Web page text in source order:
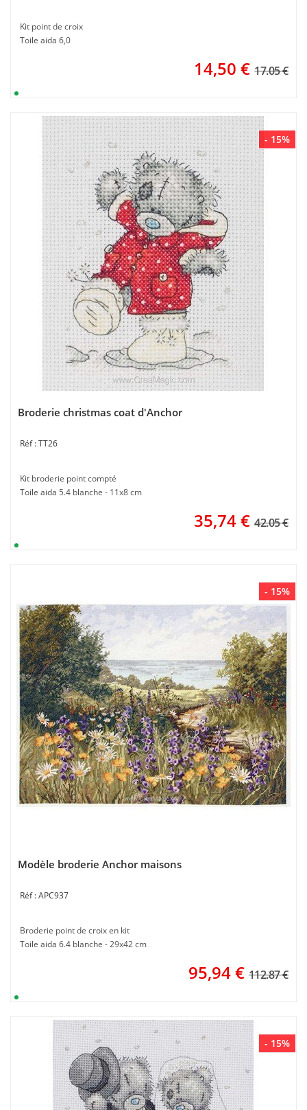
Kit point de croix
Toile aida 6,0
14,50 € 17.05 €
- 15%
Broderie christmas coat d'Anchor
TT26
Kit broderie point compté
Toile aida 5.4 blanche - 11x8 cm
35,74€ 42.05 €
- 15%
Modèle broderie Anchor maisons
APC937
Broderie point de croix en kit
Toile aida 6.4 blanche - 29x42 cm
95,94€ 112.87 €
- 15%